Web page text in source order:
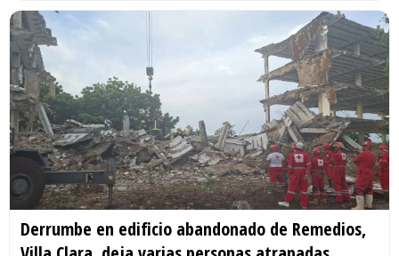
Derrumbe en edificio abandonado de Remedios,